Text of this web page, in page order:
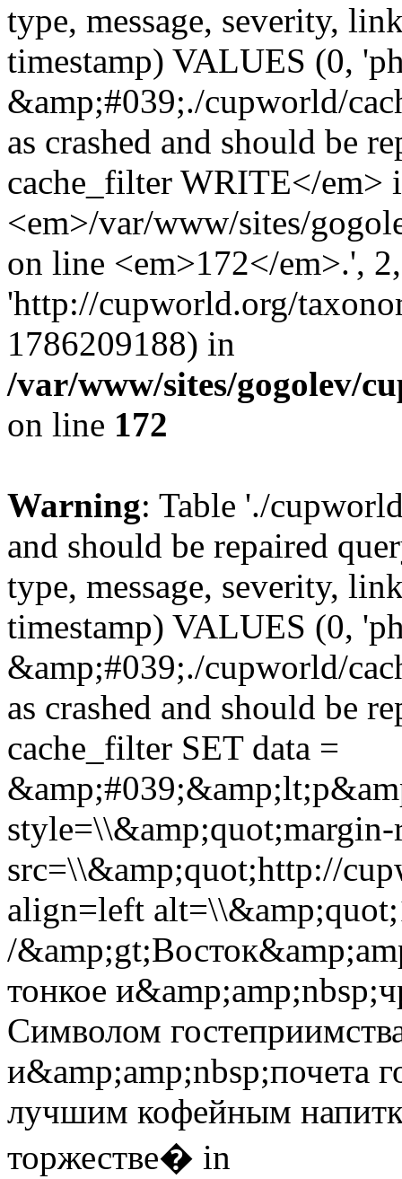
type, message, severity,
timestamp) VALUES (0,
&amp;#039;./cupworld/
as crashed and should be
cache_filter WRITE</em>
<em>/var/www/sites/
on line <em>172</em>.',
'http://cupworld.org/
1786209188) in
/var/www/sites/gogolev/
on line 172
Warning: Table './
and should be repaired
type, message, severity,
timestamp) VALUES (0,
&amp;#039;./cupworld/
as crashed and should be
cache_filter SET data =
src=\\&amp;quot;http://
align=left
/
тонкое
Символом
и&amp;amp;nbsp;почета
лучшим кофейным
торжестве� in